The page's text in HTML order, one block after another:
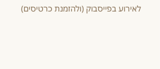
לאירוע בפייסבוק (ולהזמנת כרטיסים)